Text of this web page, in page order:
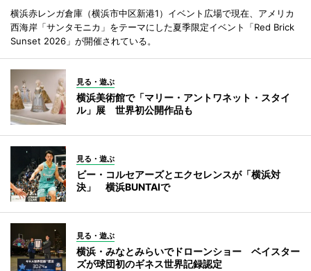
横浜赤レンガ倉庫（横浜市中区新港1）イベント広場で現在、アメリカ
西海岸「サンタモニカ」をテーマにした夏季限定イベント「Red Brick
Sunset 2026」が開催されている。
見る・遊ぶ
横浜美術館で「マリー・アントワネット・スタイ
ル」展 世界初公開作品も
見る・遊ぶ
ビー・コルセアーズとエクセレンスが「横浜対
決」 横浜BUNTAIで
見る・遊ぶ
横浜・みなとみらいでドローンショー ベイスター
ズが球団初のギネス世界記録認定